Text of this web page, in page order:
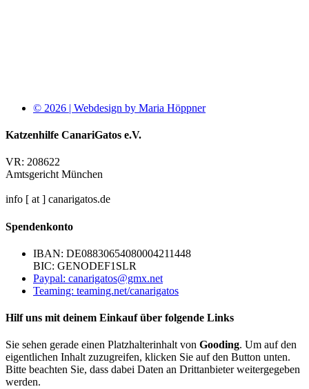
© 2026 | Webdesign by Maria Höppner
Katzenhilfe CanariGatos e.V.
VR: 208622
Amtsgericht München
info [ at ] canarigatos.de
Spendenkonto
IBAN: DE08830654080004211448
BIC: GENODEF1SLR
Paypal: canarigatos@gmx.net
Teaming: teaming.net/canarigatos
Hilf uns mit deinem Einkauf über folgende Links
Sie sehen gerade einen Platzhalterinhalt von Gooding. Um auf den
eigentlichen Inhalt zuzugreifen, klicken Sie auf den Button unten.
Bitte beachten Sie, dass dabei Daten an Drittanbieter weitergegeben
werden.